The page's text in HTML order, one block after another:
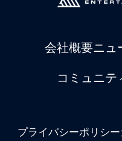
会社概要ニュ
コミュニ
プライバシーポリシー